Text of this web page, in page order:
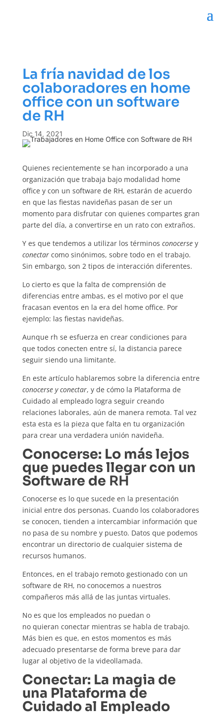
La fría navidad de los
colaboradores en home
office con un software
de RH
Dic 14, 2021
Quienes recientemente se han incorporado a una
organización que trabaja bajo modalidad home
office y con un software de RH, estarán de acuerdo
en que las fiestas navideñas pasan de ser un
momento para disfrutar con quienes compartes gran
parte del día, a convertirse en un rato con extraños.
Y es que tendemos a utilizar los términos conocersey
conectarcomo sinónimos, sobre todo en el trabajo.
Sin embargo, son 2 tipos de interacción diferentes.
Lo cierto es que la falta de comprensión de
diferencias entre ambas, es el motivo por el que
fracasan eventos en la era del home office. Por
ejemplo: las fiestas navideñas.
Aunque rh se esfuerza en crear condiciones para
que todos conecten entre sí, la distancia parece
seguir siendo una limitante.
En este artículo hablaremos sobre la diferencia entre
conocerse y conectar, y de cómo la Plataforma de
Cuidado al empleado logra seguir creando
relaciones laborales, aún de manera remota. Tal vez
esta esta es la pieza que falta en tu organización
para crear una verdadera unión navideña.
Conocerse: Lo más lejos
que puedes llegar con un
Software de RH
Conocerse es lo que sucede en la presentación
inicial entre dos personas. Cuando los colaboradores
se conocen, tienden a intercambiar información que
no pasa de su nombre y puesto. Datos que podemos
encontrar un directorio de cualquier sistema de
recursos humanos.
Entonces, en el trabajo remoto gestionado con un
software de RH, no conocemos a nuestros
compañeros más allá de las juntas virtuales.
No es que los empleados no puedan o
no quieran conectar mientras se habla de trabajo.
Más bien es que, en estos momentos es más
adecuado presentarse de forma breve para dar
lugar al objetivo de la videollamada.
Conectar: La magia de
una Plataforma de
Cuidado al Empleado